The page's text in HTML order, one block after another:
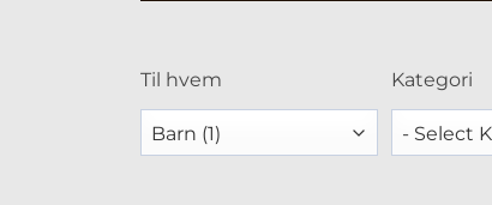
Til hvem Kategori